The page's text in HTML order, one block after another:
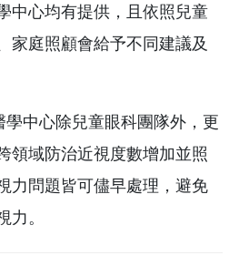
中心均有提供，且依照兒童
家庭照顧會給予不同建議及
中心除兒童眼科團隊外，更
領域防治近視度數增加並照
力問題皆可儘早處理，避免
力。